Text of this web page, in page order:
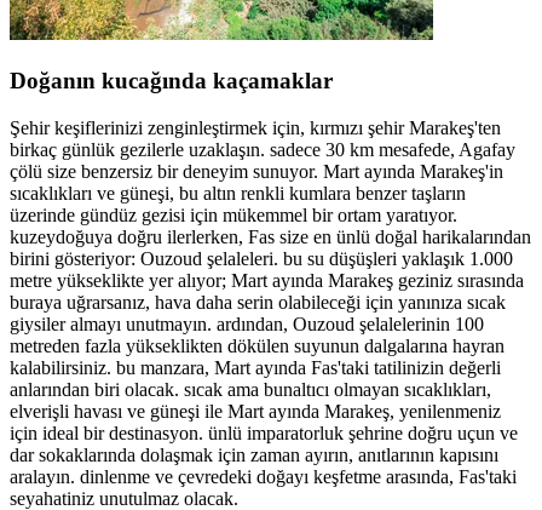
Doğanın kucağında kaçamaklar
Şehir keşiflerinizi zenginleştirmek için, kırmızı şehir Marakeş'ten
birkaç günlük gezilerle uzaklaşın. sadece 30 km mesafede, Agafay
çölü size benzersiz bir deneyim sunuyor. Mart ayında Marakeş'in
sıcaklıkları ve güneşi, bu altın renkli kumlara benzer taşların
üzerinde gündüz gezisi için mükemmel bir ortam yaratıyor.
kuzeydoğuya doğru ilerlerken, Fas size en ünlü doğal harikalarından
birini gösteriyor: Ouzoud şelaleleri. bu su düşüşleri yaklaşık 1.000
metre yükseklikte yer alıyor; Mart ayında Marakeş geziniz sırasında
buraya uğrarsanız, hava daha serin olabileceği için yanınıza sıcak
giysiler almayı unutmayın. ardından, Ouzoud şelalelerinin 100
metreden fazla yükseklikten dökülen suyunun dalgalarına hayran
kalabilirsiniz. bu manzara, Mart ayında Fas'taki tatilinizin değerli
anlarından biri olacak. sıcak ama bunaltıcı olmayan sıcaklıkları,
elverişli havası ve güneşi ile Mart ayında Marakeş, yenilenmeniz
için ideal bir destinasyon. ünlü imparatorluk şehrine doğru uçun ve
dar sokaklarında dolaşmak için zaman ayırın, anıtlarının kapısını
aralayın. dinlenme ve çevredeki doğayı keşfetme arasında, Fas'taki
seyahatiniz unutulmaz olacak.